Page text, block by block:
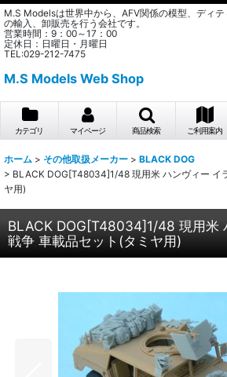
M.S Modelsは世界中から、AFV関係の模型、ディ
の輸入、卸販売を行う会社です。
営業時間：9：00～17：00
定休日：日曜日・月曜日
TEL:029-212-7475
M.S Models Web Shop
カテゴリ マイページ 商品検索 ご利用案内
ホーム > その他取扱メーカー > BLACK DOG
> BLACK DOG[T48034]1/48 現用米 ハンヴィー イ
ヤ用)
BLACK DOG[T48034]1/48 現用米
戦争 車載品セット(タミヤ用)